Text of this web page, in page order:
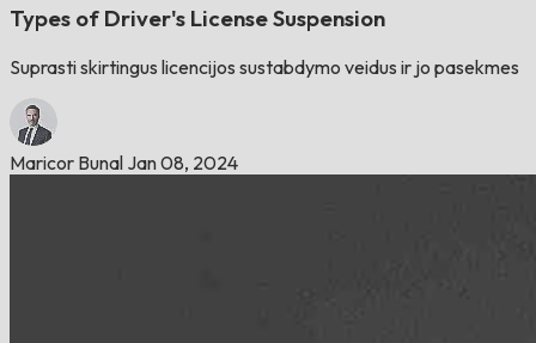
Types of Driver's License Suspension
Suprasti skirtingus licencijos sustabdymo veidus ir jo pasekmes
Maricor Bunal Jan 08, 2024